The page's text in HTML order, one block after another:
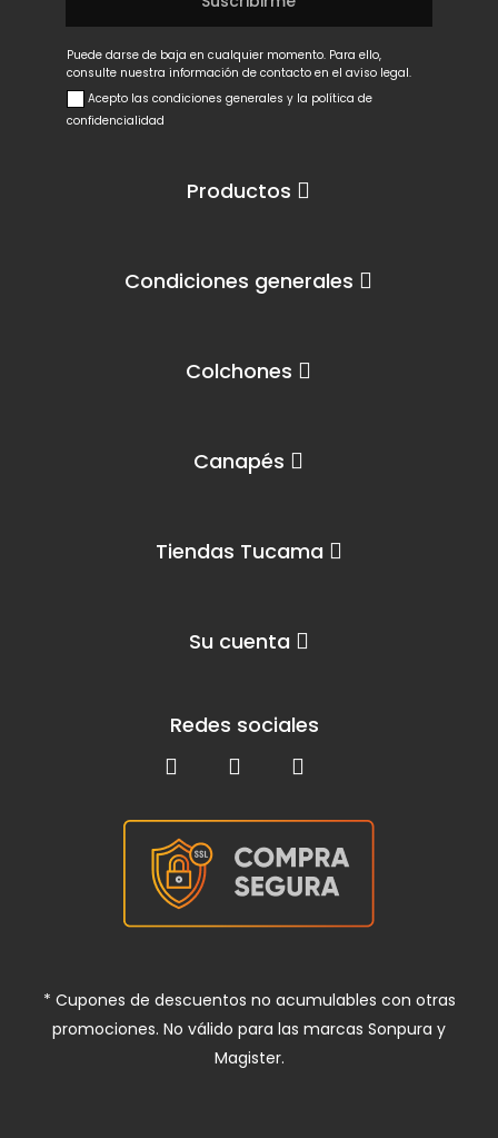
Productos
Condiciones generales
Colchones
Canapés
Tiendas Tucama
Su cuenta
Puede darse de baja en cualquier momento. Para ello,
consulte nuestra información de contacto en el aviso legal.
Acepto las condiciones generales y la política de
confidencialidad
Redes sociales
* Cupones de descuentos no acumulables con otras
promociones. No válido para las marcas Sonpura y
Magister.